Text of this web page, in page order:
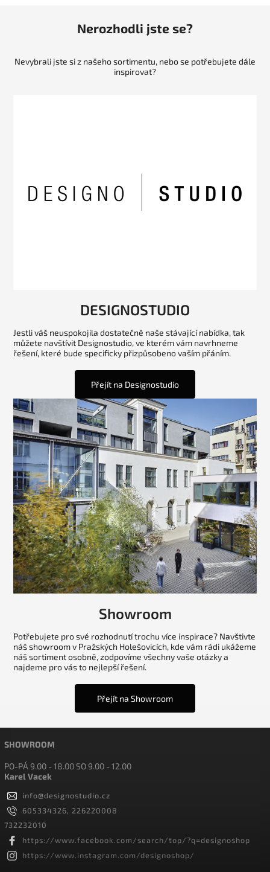
Nerozhodli jste se?
Nevybrali jste si z našeho sortimentu, nebo se potřebujete dále
inspirovat?
DESIGNOSTUDIO
Jestli váš neuspokojila dostatečně naše stávající nabídka, tak
můžete navštívit Designostudio, ve kterém vám navrhneme
řešení, které bude specificky přizpůsobeno vaším přáním.
Přejít na Designostudio
Showroom
Potřebujete pro své rozhodnutí trochu více inspirace? Navštivte
náš showroom v Pražských Holešovicích, kde vám rádi ukážeme
náš sortiment osobně, zodpovíme všechny vaše otázky a
najdeme pro vás to nejlepší řešení.
Přejít na Showroom
SHOWROOM
PO-PÁ 9.00 - 18.00 SO 9.00 - 12.00
Karel Vacek
info@designostudio.cz
605334326, 226220008
732232010
https://www.facebook.com/search/top/?q=designoshop
https://www.instagram.com/designoshop/